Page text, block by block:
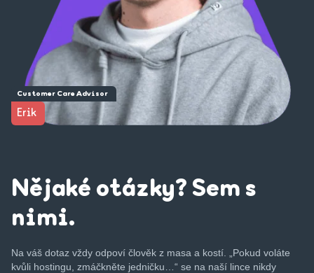
Customer Care Advisor
Erik
Nějaké otázky? Sem s
nimi.
Na váš dotaz vždy odpoví člověk z masa a kostí. „Pokud voláte
kvůli hostingu, zmáčkněte jedničku…“ se na naší lince nikdy